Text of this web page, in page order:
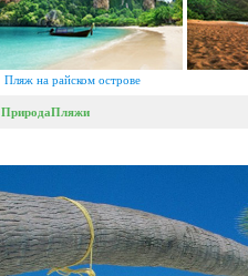
Пляж на райском острове
ПриродаПляжи